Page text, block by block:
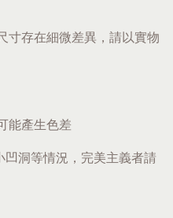
寸存在細微差異，請以實物
能產生色差
洞等情況，完美主義者請